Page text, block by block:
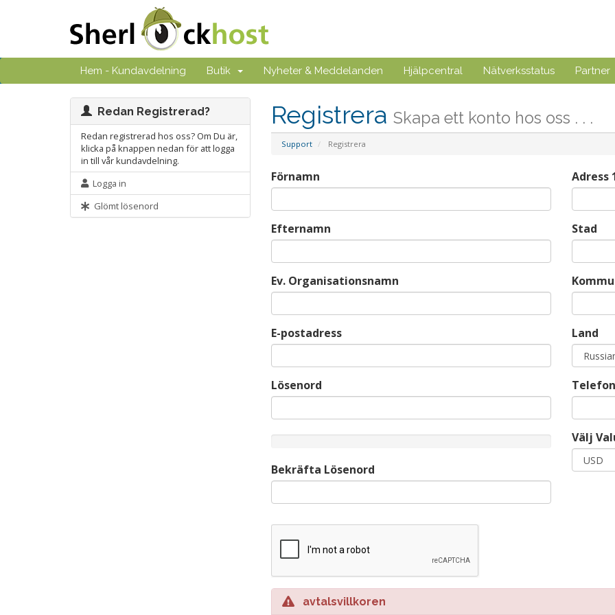
Hem - Kundavdelning Butik Nyheter & Meddelanden Hjälpcentral Nätverksstatus Partner
Registrera Skapa ett konto hos oss . . .
Support Registrera
Redan Registrerad?
Redan registrerad hos oss? Om Du är,
klicka på knappen nedan för att logga
in till vår kundavdelning.
Logga in
Glömt lösenord
Förnamn
Efternamn
Ev. Organisationsnamn
E-postadress
Lösenord
Rating:
0%
Bekräfta Lösenord
Adress
Stad
Land
Välj
avtalsvillkoren